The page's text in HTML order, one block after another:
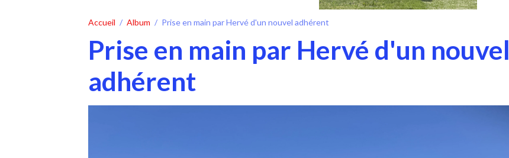
Accueil Album Prise en main par Hervé d'un nouvel adhérent
Prise en main par Hervé d'un nouvel
adhérent